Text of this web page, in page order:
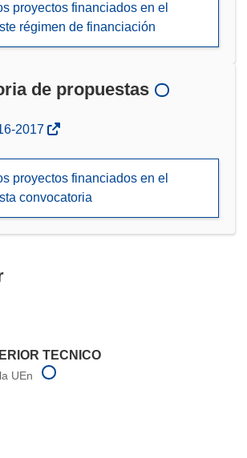
proyectos financiados en el
régimen de financiación
de propuestas
2017
proyectos financiados en el
convocatoria
TECNICO
UEn